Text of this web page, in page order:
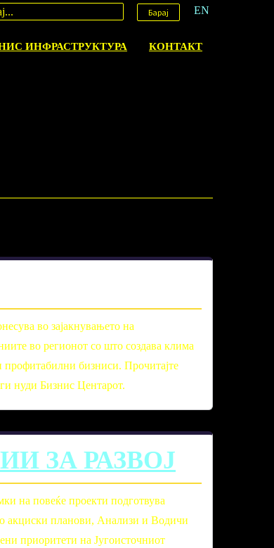
EN
Барај
ИНФРАСТРУКТУРА КОНТАКТ
во зајакнувањето на
во регионот со што создава клима
профитабилни бизниси. Прочитајте
нуди Бизнис Центарот.
ЗА РАЗВОЈ
на повеќе проекти подготвува
акциски планови, Анализи и Водичи
приоритети на Југоисточниот